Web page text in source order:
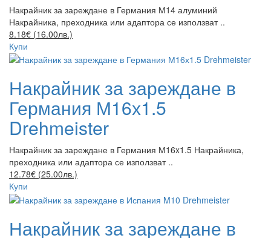
Накрайник за зареждане в Германия М14 алуминий
Накрайника, преходника или адаптора се използват ..
8.18€ (16.00лв.)
Купи
Накрайник за зареждане в
Германия М16х1.5
Drehmeister
Накрайник за зареждане в Германия М16x1.5 Накрайника,
преходника или адаптора се използват ..
12.78€ (25.00лв.)
Купи
Накрайник за зареждане в